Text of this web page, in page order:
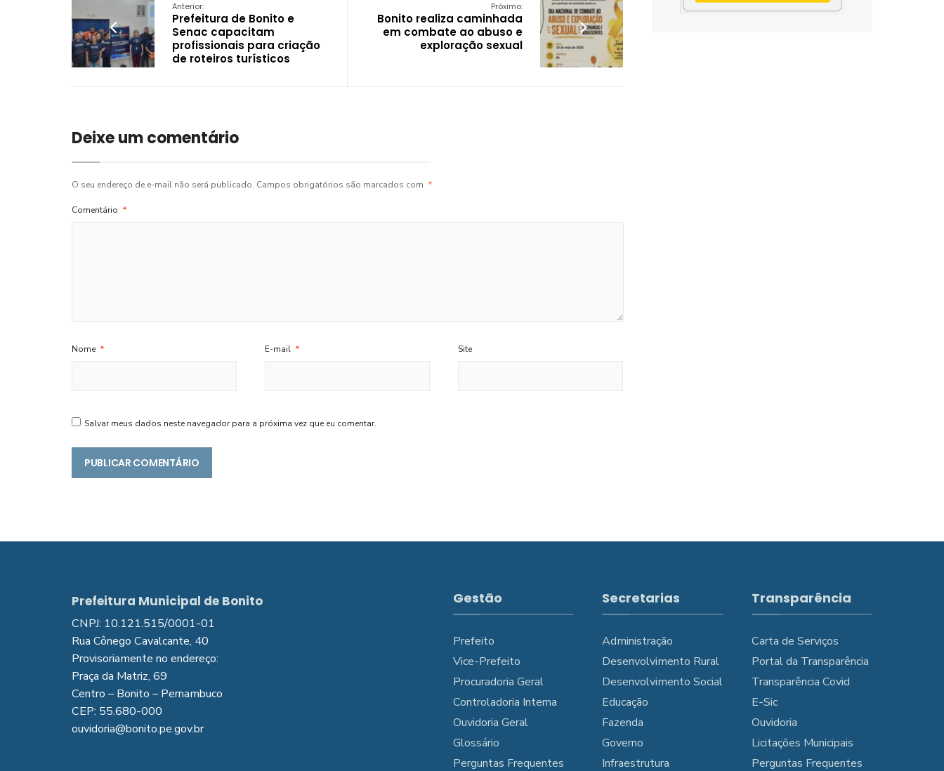
Anterior:
Prefeitura de Bonito e
Senac capacitam
profissionais para criação
de roteiros turísticos
Próximo:
Bonito realiza caminhada
em combate ao abuso e
exploração sexual
Deixe um comentário
O seu endereço de e-mail não será publicado. Campos obrigatórios são marcados com *
Comentário *
Nome * E-mail * Site
Salvar meus dados neste navegador para a próxima vez que eu comentar.
Prefeitura Municipal de Bonito
CNPJ: 10.121.515/0001-01
Rua Cônego Cavalcante, 40
Provisoriamente no endereço:
Praça da Matriz, 69
Centro – Bonito – Pernambuco
CEP: 55.680-000
ouvidoria@bonito.pe.gov.br
Gestão
Prefeito
Vice-Prefeito
Procuradoria Geral
Controladoria Interna
Ouvidoria Geral
Glossário
Perguntas Frequentes
Secretarias
Administração
Desenvolvimento Rural
Desenvolvimento Social
Educação
Fazenda
Governo
Infraestrutura
Transparência
Carta de Serviços
Portal da Transparência
Transparência Covid
E-Sic
Ouvidoria
Licitações Municipais
Perguntas Frequentes